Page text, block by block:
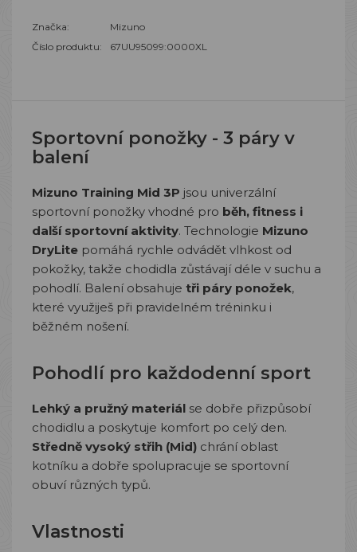
Značka:
Mizuno
Číslo produktu:
67UU95099:0000XL
Sportovní ponožky - 3 páry v
balení
Mizuno Training Mid 3P jsou univerzální
sportovní ponožky vhodné pro běh, fitness i
další sportovní aktivity. Technologie Mizuno
DryLite pomáhá rychle odvádět vlhkost od
pokožky, takže chodidla zůstávají déle v suchu a
pohodlí. Balení obsahuje tři páry ponožek,
které využiješ při pravidelném tréninku i
běžném nošení.
Pohodlí pro každodenní sport
Lehký a pružný materiál se dobře přizpůsobí
chodidlu a poskytuje komfort po celý den.
Středně vysoký střih (Mid) chrání oblast
kotníku a dobře spolupracuje se sportovní
obuví různých typů.
Vlastnosti